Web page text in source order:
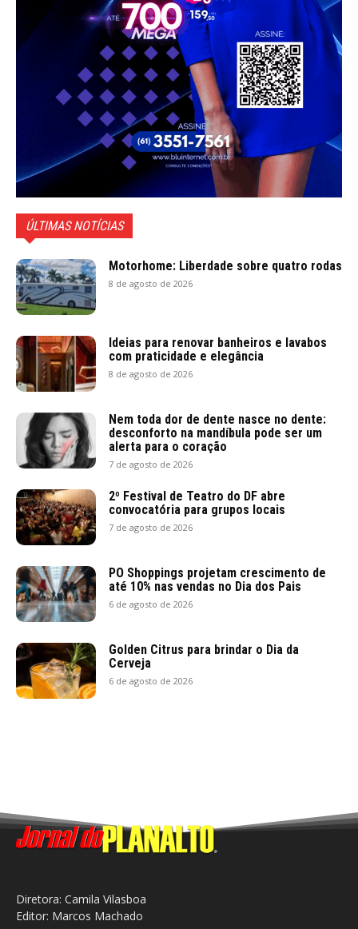
ÚLTIMAS NOTÍCIAS
Motorhome: Liberdade sobre quatro rodas
8 de agosto de 2026
Ideias para renovar banheiros e lavabos
com praticidade e elegância
8 de agosto de 2026
Nem toda dor de dente nasce no dente:
desconforto na mandíbula pode ser um
alerta para o coração
7 de agosto de 2026
2º Festival de Teatro do DF abre
convocatória para grupos locais
7 de agosto de 2026
PO Shoppings projetam crescimento de
até 10% nas vendas no Dia dos Pais
6 de agosto de 2026
Golden Citrus para brindar o Dia da
Cerveja
6 de agosto de 2026
Diretora: Camila Vilasboa
Editor: Marcos Machado